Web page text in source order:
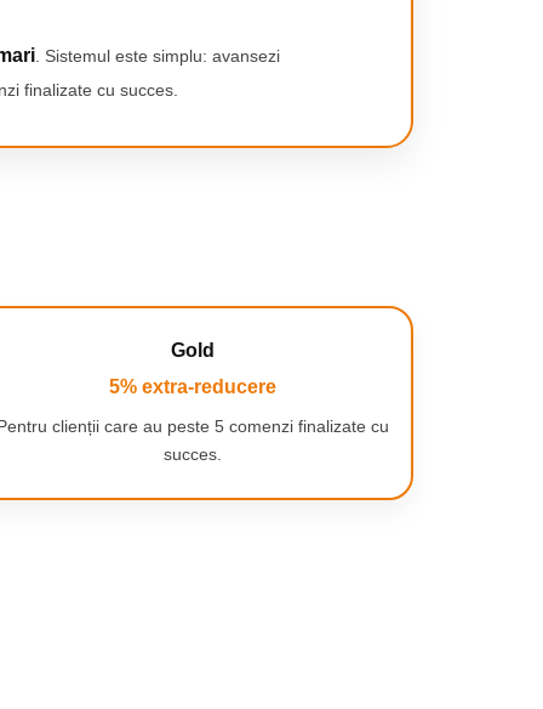
. Sistemul este simplu: avansezi
finalizate cu succes.
Gold
5% extra-reducere
clienții care au peste 5 comenzi finalizate cu
succes.